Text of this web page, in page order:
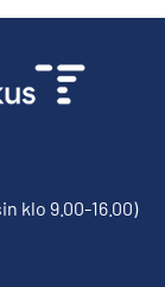
klo 9.00-16.00)